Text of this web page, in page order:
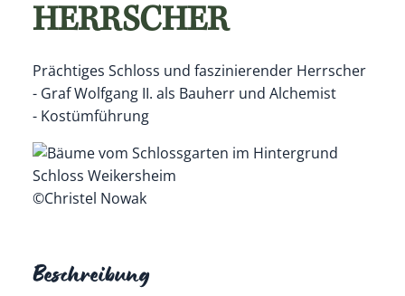
HERRSCHER
Prächtiges Schloss und faszinierender Herrscher
- Graf Wolfgang II. als Bauherr und Alchemist
- Kostümführung
©Christel Nowak
Beschreibung